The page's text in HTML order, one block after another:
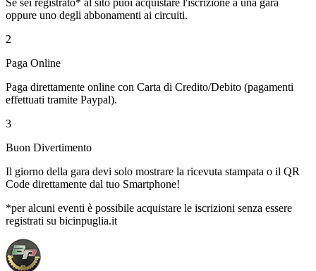
oppure uno degli abbonamenti ai circuiti.
2
Paga Online
Paga direttamente online con Carta di Credito/Debito (pagamenti
effettuati tramite Paypal).
3
Buon Divertimento
Il giorno della gara devi solo mostrare la ricevuta stampata o il QR
Code direttamente dal tuo Smartphone!
*per alcuni eventi è possibile acquistare le iscrizioni senza essere
registrati su bicinpuglia.it